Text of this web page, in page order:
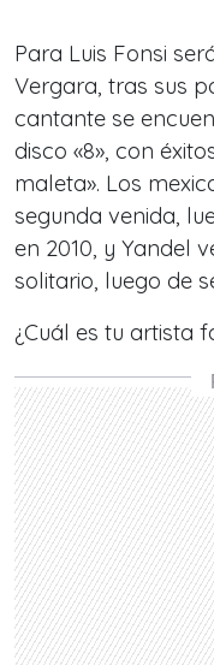
Para Luis Fonsi
Vergara, tras sus
cantante se
disco «8», con
maleta». Los
segunda venida,
en 2010, y Yandel
solitario, luego de
¿Cuál es tu artista